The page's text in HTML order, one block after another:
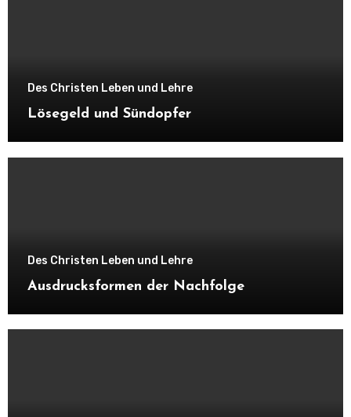
Des Christen Leben und Lehre
Lösegeld und Sündopfer
Des Christen Leben und Lehre
Ausdrucksformen der Nachfolge